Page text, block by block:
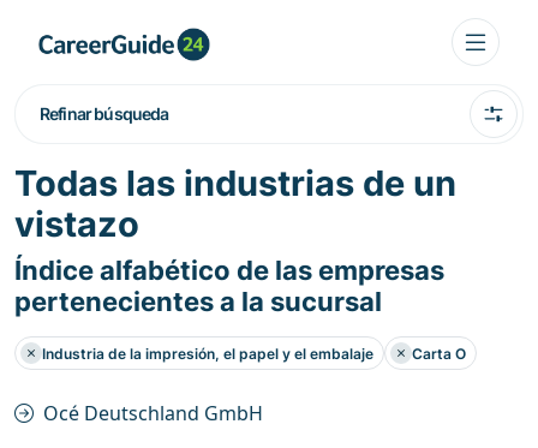
Refinar búsqueda
Todas las industrias de un
vistazo
Índice alfabético de las empresas
pertenecientes a la sucursal
Industria de la impresión, el papel y el embalaje Carta O
Océ Deutschland GmbH